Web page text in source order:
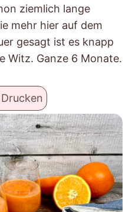
ziemlich lange
mehr hier auf dem
gesagt ist es knapp
Witz. Ganze 6 Monate.
Drucken